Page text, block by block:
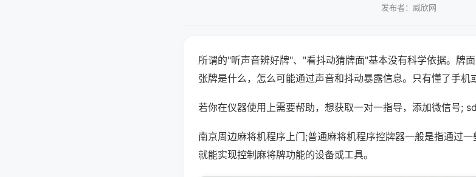
发布者：威欣网
所谓的"听声音辨好牌"、"看抖动猜牌面"基本没有科学依据。牌
张牌是什么，怎么可能通过声音和抖动暴露信息。只有懂了手机
若你在仪器使用上需要帮助，想获取一对一指导，添加微信号;
南京周边麻将机程序上门;普通麻将机程序控牌器一般是指通过
就能实现控制麻将牌功能的设备或工具。